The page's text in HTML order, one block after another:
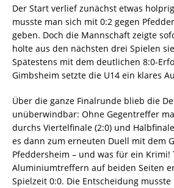
Der Start verlief zunächst etwas
musste man sich mit 0:2 gegen
geben. Doch die Mannschaft zeigte
holte aus den nächsten drei Spielen
Spätestens mit dem deutlichen 8:0-
Gimbsheim setzte die U14 ein klares
Über die ganze Finalrunde blieb die
unüberwindbar: Ohne Gegentreffer
durchs Viertelfinale (2:0) und
es dann zum erneuten Duell mit dem
Pfeddersheim – und was für ein Krimi!
Aluminiumtreffern auf beiden Seiten
Spielzeit 0:0. Die Entscheidung musste